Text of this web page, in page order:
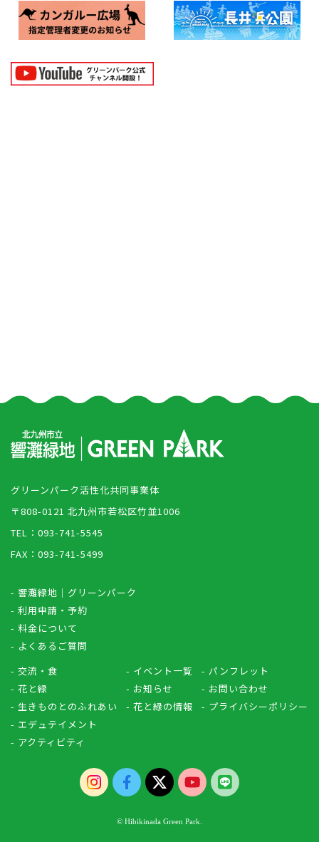
グリーンパーク活性化共同事業体
〒808-0121 北九州市若松区竹並1006
TEL：093-741-5545
FAX：093-741-5499
- 響灘緑地｜グリーンパーク
- 利用申請・予約
- 料金について
- よくあるご質問
- 交流・食
- 花と緑
- 生きものとのふれあい
- エデュテイメント
- アクティビティ
- イベント一覧
- お知らせ
- 花と緑の情報
- パンフレット
- お問い合わせ
- プライバシーポリシー
© Hibikinada Green Park.